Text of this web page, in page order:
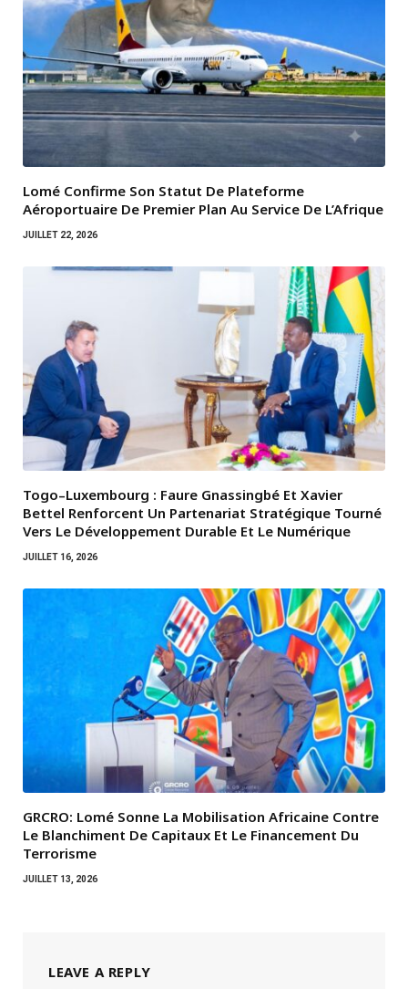
Lomé Confirme Son Statut De Plateforme
Aéroportuaire De Premier Plan Au Service De L’Afrique
JUILLET 22, 2026
Togo–Luxembourg : Faure Gnassingbé Et Xavier
Bettel Renforcent Un Partenariat Stratégique Tourné
Vers Le Développement Durable Et Le Numérique
JUILLET 16, 2026
GRCRO: Lomé Sonne La Mobilisation Africaine Contre
Le Blanchiment De Capitaux Et Le Financement Du
Terrorisme
JUILLET 13, 2026
LEAVE A REPLY